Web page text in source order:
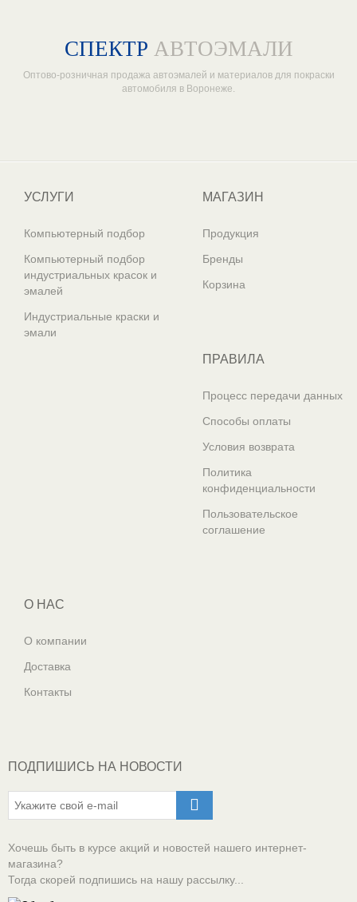
СПЕКТР АВТОЭМАЛИ
Оптово-розничная продажа автоэмалей и материалов для покраски
автомобиля в Воронеже.
УСЛУГИ
Компьютерный подбор
Компьютерный подбор
индустриальных красок и
эмалей
Индустриальные краски и
эмали
МАГАЗИН
Продукция
Бренды
Корзина
ПРАВИЛА
Процесс передачи данных
Способы оплаты
Условия возврата
Политика
конфиденциальности
Пользовательское
соглашение
О НАС
О компании
Доставка
Контакты
ПОДПИШИСЬ НА НОВОСТИ
Хочешь быть в курсе акций и новостей нашего интернет-
магазина?
Тогда скорей подпишись на нашу рассылку...